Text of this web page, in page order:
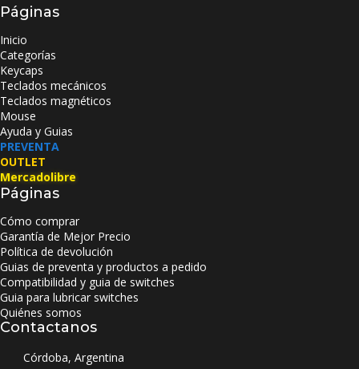
Páginas
Inicio
Categorías
Keycaps
Teclados mecánicos
Teclados magnéticos
Mouse
Ayuda y Guias
PREVENTA
OUTLET
Mercadolibre
Páginas
Cómo comprar
Garantía de Mejor Precio
Política de devolución
Guias de preventa y productos a pedido
Compatibilidad y guia de switches
Guia para lubricar switches
Quiénes somos
Contactanos
Córdoba, Argentina